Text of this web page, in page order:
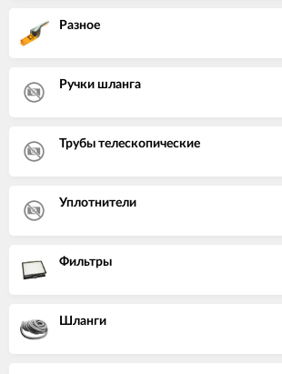
Разное
Ручки шланга
Трубы телескопические
Уплотнители
Фильтры
Шланги